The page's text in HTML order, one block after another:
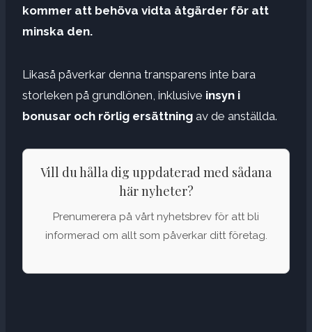
kommer att behöva vidta åtgärder för att
minska den.
Likaså påverkar denna transparens inte bara
storleken på grundlönen, inklusive insyn i
bonusar och rörlig ersättning av de anställda.
Vill du hålla dig uppdaterad med sådana
här nyheter?
Prenumerera på vårt nyhetsbrev för att bli
informerad om allt som påverkar ditt företag.